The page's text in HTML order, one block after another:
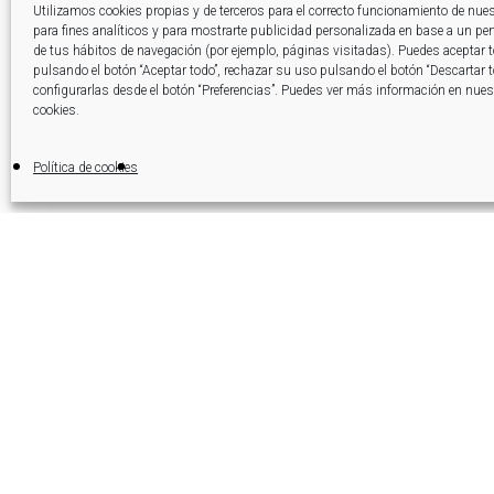
Utilizamos cookies propias y de terceros para el correcto funcionamiento de
para fines analíticos y para mostrarte publicidad personalizada en base a un
de tus hábitos de navegación (por ejemplo, páginas visitadas). Puedes aceptar
pulsando el botón “Aceptar todo”, rechazar su uso pulsando el botón “Descartar
configurarlas desde el botón “Preferencias”. Puedes ver más información en
cookies.
Política de cookies
Cadena de alimentación
Tokixan pretende incidir en todo
la realidad actual, y aplicar